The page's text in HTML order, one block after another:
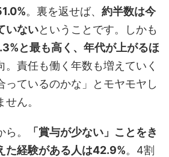
。裏を返せば、 約半数は今
いないということです。しかも
と最も高く、年代が上がるほ
。責任も働く年数も増えていく
っているのかな」とモヤモヤし
ん。
。
「賞与が少ない」ことをき
た経験がある人は42.9%。4割